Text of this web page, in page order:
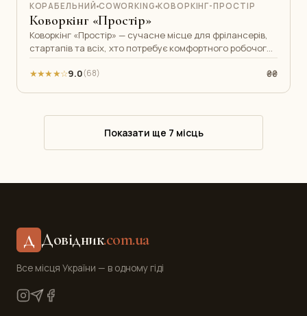
КОРАБЕЛЬНИЙ COWORKING КОВОРКІНГ-ПРОСТІР
Коворкінг «Простір»
Коворкінг «Простір» — сучасне місце для фрілансерів,
стартапів та всіх, хто потребує комфортного робочого
простору у Корабельному
★★★★☆9.0(68) ₴₴
Показати ще 7 місць
Д Довідник.com.ua
Все місця України — в одному гіді